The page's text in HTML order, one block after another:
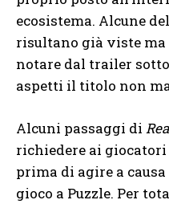
ecosistema. Alcune
risultano già viste ma
notare dal trailer
aspetti il titolo non
Alcuni passaggi di
richiedere ai
prima di agire a
gioco a Puzzle. Per